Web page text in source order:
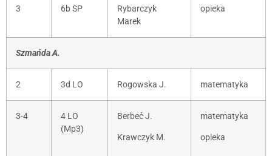
3 6b SP
Rybarczyk
Marek
opieka
Szmańda A.
2 3d LO Rogowska J. matematyka
3-4
4 LO
(Mp3)
Berbeć J.
Krawczyk M.
matematyka
opieka